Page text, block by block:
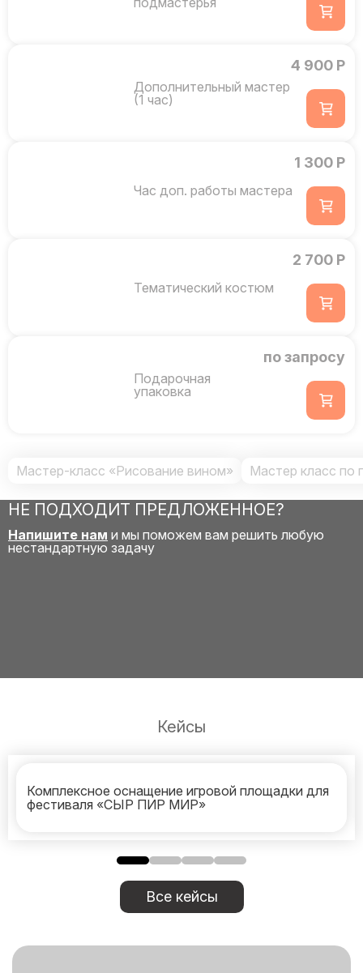
Дополнительный мастер
(1 час)
4 900 Р
Час доп. работы мастера
1 300 Р
Тематический костюм
2 700 Р
Подарочная
упаковка
по запросу
Мастер-класс «Рисование вином» Мастер класс по
НЕ ПОДХОДИТ ПРЕДЛОЖЕННОЕ?
Напишите нам и мы поможем вам решить любую
нестандартную задачу
Кейсы
Комплексное оснащение игровой площадки для
фестиваля «СЫР ПИР МИР»
Все кейсы